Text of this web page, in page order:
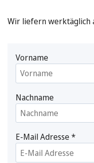
Wir liefern werktäglich
Vorname
Nachname
E-Mail Adresse*